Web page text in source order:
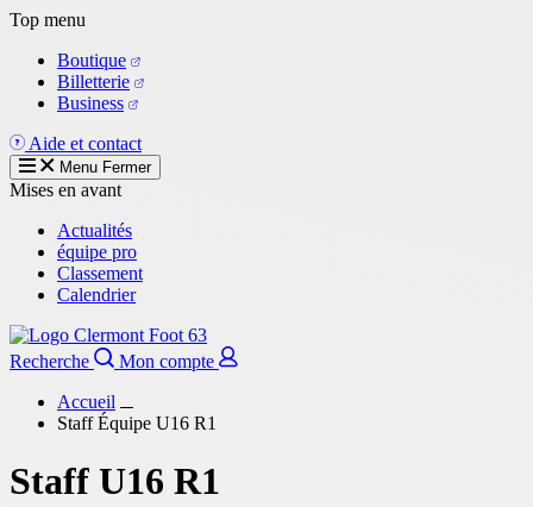
Aller
contenu
principal
Top menu
Boutique
Billetterie
Business
Aide et contact
Menu Fermer
Mises en avant
Actualités
équipe pro
Classement
Calendrier
Recherche
Mon compte
Accueil
Staff Équipe U16 R1
Staff U16 R1